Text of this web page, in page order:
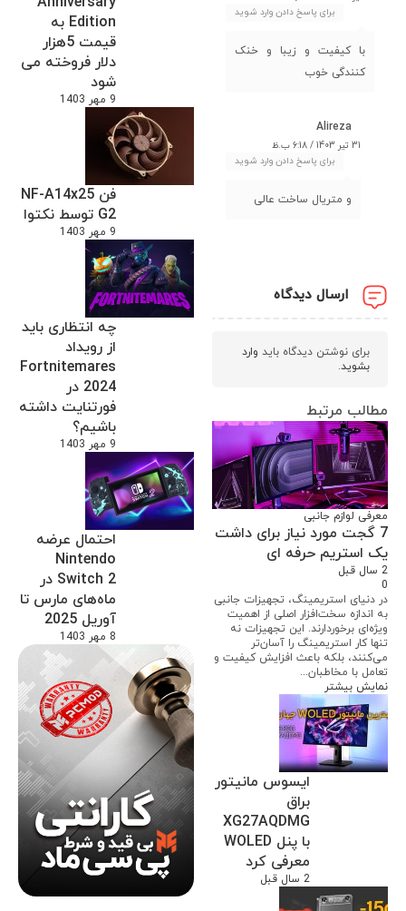
Edition به
قیمت 5هزار
دلار فروخته می
شود
9 مهر 1403
فن NF-A14x25
G2 توسط نکتوا
9 مهر 1403
چه انتظاری باید
از رویداد
Fortnitemares
2024 در
فورتنایت داشته
باشیم؟
9 مهر 1403
احتمال عرضه
Nintendo
Switch 2 در
ماه‌های مارس تا
آوریل 2025
8 مهر 1403
برای پاسخ دادن وارد شوید
با کیفیت و زیبا و خنک
کنندگی خوب
Alireza
31 تیر 1403 / 6:18 ب.ظ
برای پاسخ دادن وارد شوید
و متریال ساخت عالی
ارسال دیدگاه
برای نوشتن دیدگاه باید وارد
بشوید.
مطالب مرتبط
معرفی لوازم جانبی
7 گجت مورد نیاز برای داشت
یک استریم حرفه ای
2 سال قبل
0
در دنیای استریمینگ، تجهیزات جانبی
به اندازه سخت‌افزار اصلی از اهمیت
ویژه‌ای برخوردارند. این تجهیزات نه
تنها کار استریمینگ را آسان‌تر
می‌کنند، بلکه باعث افزایش کیفیت و
تعامل با مخاطبان...
نمایش بیشتر
ایسوس مانیتور
براق
XG27AQDMG
با پنل WOLED
معرفی کرد
2 سال قبل